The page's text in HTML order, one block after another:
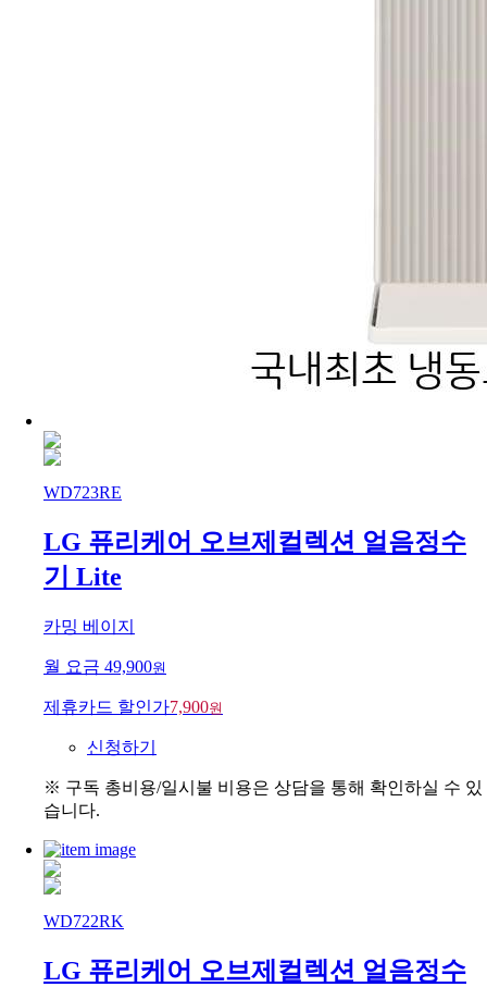
WD723RE
LG 퓨리케어 오브제컬렉션 얼음정수
기 Lite
카밍 베이지
월 요금 49,900원
제휴카드 할인가7,900원
신청하기
※ 구독 총비용/일시불 비용은 상담을 통해 확인하실 수 있
습니다.
WD722RK
LG 퓨리케어 오브제컬렉션 얼음정수